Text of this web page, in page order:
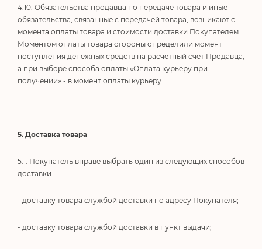
4.10. Обязательства продавца по передаче товара и иные
обязательства, связанные с передачей товара, возникают с
момента оплаты товара и стоимости доставки Покупателем.
Моментом оплаты товара стороны определили момент
поступления денежных средств на расчетный счет Продавца,
а при выборе способа оплаты «Оплата курьеру при
получении» - в момент оплаты курьеру.
5. Доставка товара
5.1. Покупатель вправе выбрать один из следующих способов
доставки:
- доставку товара службой доставки по адресу Покупателя;
- доставку товара службой доставки в пункт выдачи;